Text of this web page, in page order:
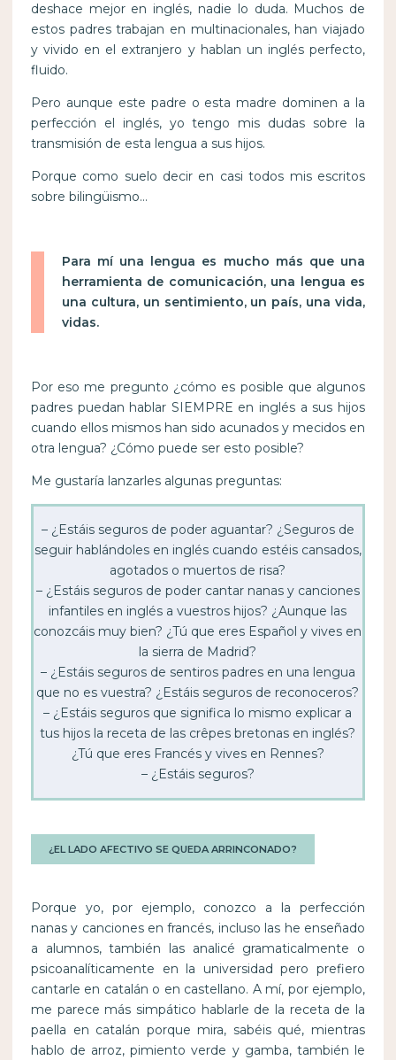
deshace mejor en inglés, nadie lo duda. Muchos de
estos padres trabajan en multinacionales, han viajado
y vivido en el extranjero y hablan un inglés perfecto,
fluido.
Pero aunque este padre o esta madre dominen a la
perfección el inglés, yo tengo mis dudas sobre la
transmisión de esta lengua a sus hijos.
Porque como suelo decir en casi todos mis escritos
sobre bilingüismo…
Para mí una lengua es mucho más que una
herramienta de comunicación, una lengua es
una cultura, un sentimiento, un país, una vida,
vidas.
Por eso me pregunto ¿cómo es posible que algunos
padres puedan hablar SIEMPRE en inglés a sus hijos
cuando ellos mismos han sido acunados y mecidos en
otra lengua? ¿Cómo puede ser esto posible?
Me gustaría lanzarles algunas preguntas:
– ¿Estáis seguros de poder aguantar? ¿Seguros de
seguir hablándoles en inglés cuando estéis cansados,
agotados o muertos de risa?
– ¿Estáis seguros de poder cantar nanas y canciones
infantiles en inglés a vuestros hijos? ¿Aunque las
conozcáis muy bien? ¿Tú que eres Español y vives en
la sierra de Madrid?
– ¿Estáis seguros de sentiros padres en una lengua
que no es vuestra? ¿Estáis seguros de reconoceros?
– ¿Estáis seguros que significa lo mismo explicar a
tus hijos la receta de las crêpes bretonas en inglés?
¿Tú que eres Francés y vives en Rennes?
– ¿Estáis seguros?
¿EL LADO AFECTIVO SE QUEDA ARRINCONADO?
Porque yo, por ejemplo, conozco a la perfección
nanas y canciones en francés, incluso las he enseñado
a alumnos, también las analicé gramaticalmente o
psicoanalíticamente en la universidad pero prefiero
cantarle en catalán o en castellano. A mí, por ejemplo,
me parece más simpático hablarle de la receta de la
paella en catalán porque mira, sabéis qué, mientras
hablo de arroz, pimiento verde y gamba, también le